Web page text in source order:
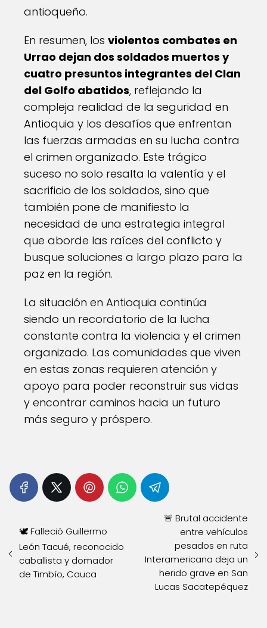
antioqueño.
En resumen, los violentos combates en
Urrao dejan dos soldados muertos y
cuatro presuntos integrantes del Clan
del Golfo abatidos, reflejando la
compleja realidad de la seguridad en
Antioquia y los desafíos que enfrentan
las fuerzas armadas en su lucha contra
el crimen organizado. Este trágico
suceso no solo resalta la valentía y el
sacrificio de los soldados, sino que
también pone de manifiesto la
necesidad de una estrategia integral
que aborde las raíces del conflicto y
busque soluciones a largo plazo para la
paz en la región.
La situación en Antioquia continúa
siendo un recordatorio de la lucha
constante contra la violencia y el crimen
organizado. Las comunidades que viven
en estas zonas requieren atención y
apoyo para poder reconstruir sus vidas
y encontrar caminos hacia un futuro
más seguro y próspero.
🕊️ Falleció Guillermo
León Tacué, reconocido
caballista y domador
de Timbío, Cauca
🚨 Brutal accidente
entre vehículos
pesados en ruta
Interamericana deja un
herido grave en San
Lucas Sacatepéquez